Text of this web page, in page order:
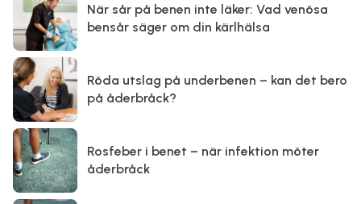
När sår på benen inte läker: Vad venösa
bensår säger om din kärlhälsa
Röda utslag på underbenen – kan det bero
på åderbråck?
Rosfeber i benet – när infektion möter
åderbråck